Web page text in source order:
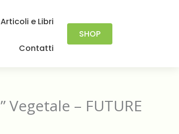
Articoli e Libri
Contatti
SHOP
– FUTURE